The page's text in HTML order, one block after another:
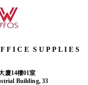
F I C E S U P P L I E S
廈14樓01室
Building, 33